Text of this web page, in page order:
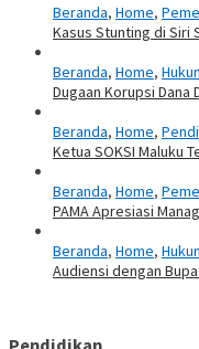
Beranda, Home,
Kasus Stunting di Siri
Beranda, Home,
Dugaan Korupsi
Beranda, Home,
Ketua SOKSI Maluku
Beranda, Home,
PAMA Apresiasi
Beranda, Home,
Audiensi dengan